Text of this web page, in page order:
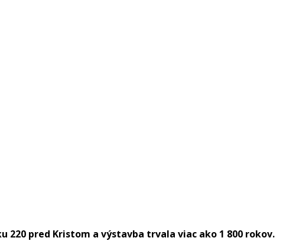
pred Kristom a výstavba trvala viac ako 1 800 rokov.